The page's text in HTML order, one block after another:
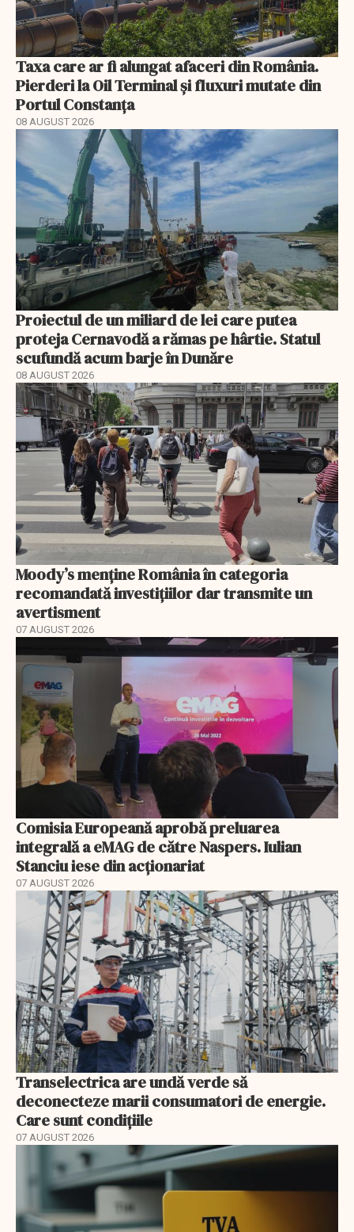
Taxa care ar fi alungat afaceri din România.
Pierderi la Oil Terminal și fluxuri mutate din
Portul Constanța
08 AUGUST 2026
Proiectul de un miliard de lei care putea
proteja Cernavodă a rămas pe hârtie. Statul
scufundă acum barje în Dunăre
08 AUGUST 2026
Moody’s menține România în categoria
recomandată investițiilor dar transmite un
avertisment
07 AUGUST 2026
Comisia Europeană aprobă preluarea
integrală a eMAG de către Naspers. Iulian
Stanciu iese din acționariat
07 AUGUST 2026
Transelectrica are undă verde să
deconecteze marii consumatori de energie.
Care sunt condițiile
07 AUGUST 2026